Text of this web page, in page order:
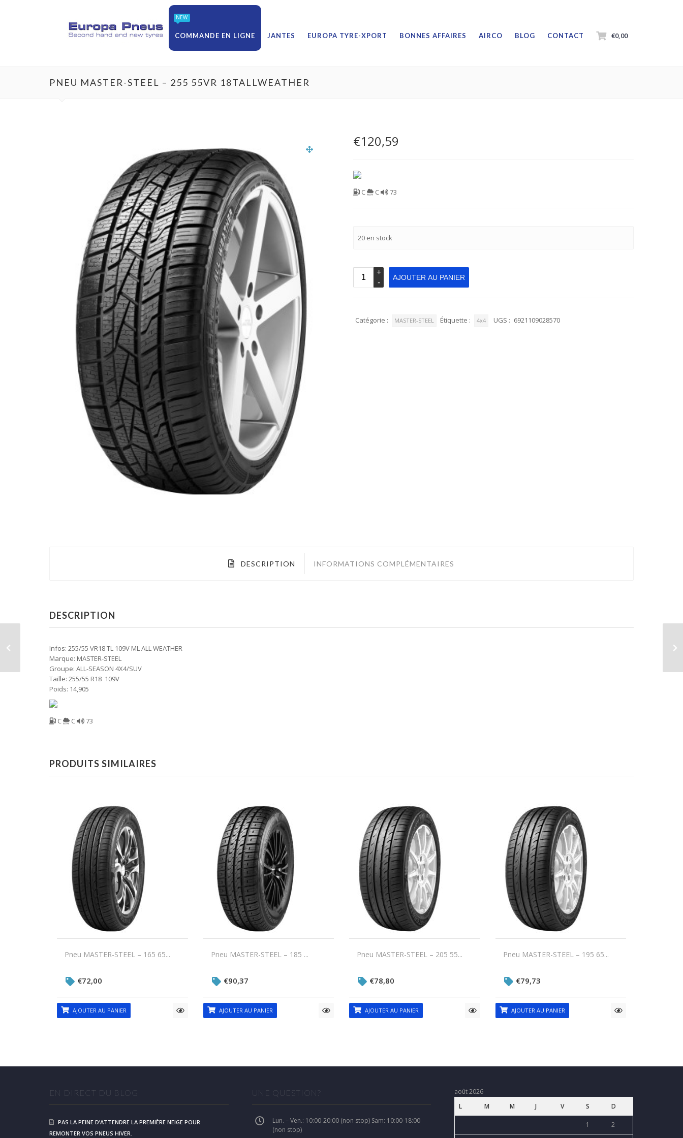
€0,00
NEW
COMMANDE EN LIGNE JANTES EUROPA TYRE-XPORT BONNES AFFAIRES AIRCO BLOG CONTACT
PNEU MASTER-STEEL – 255 55VR 18TALLWEATHER
€120,59
C C 73
20 en stock
AJOUTER AU PANIER
Catégorie : MASTER-STEEL Étiquette : 4x4 UGS : 6921109028570
DESCRIPTION INFORMATIONS COMPLÉMENTAIRES
DESCRIPTION
Infos: 255/55 VR18 TL 109V ML ALL WEATHER
Marque: MASTER-STEEL
Groupe: ALL-SEASON 4X4/SUV
Taille: 255/55 R18 109V
Poids: 14,905
C C 73
PRODUITS SIMILAIRES
Pneu MASTER-STEEL – 165 65...
€72,00
AJOUTER AU PANIER
Pneu MASTER-STEEL – 185 ...
€90,37
AJOUTER AU PANIER
Pneu MASTER-STEEL – 205 55...
€78,80
AJOUTER AU PANIER
Pneu MASTER-STEEL – 195 65...
€79,73
AJOUTER AU PANIER
EN DIRECT DU BLOG
PAS LA PEINE D’ATTENDRE LA PREMIÈRE NEIGE POUR
REMONTER VOS PNEUS HIVER.
UNE QUESTION?
Lun. – Ven.: 10:00-20:00 (non stop) Sam: 10:00-18:00
(non stop)
août 2026
L
M M J V S D
1 2